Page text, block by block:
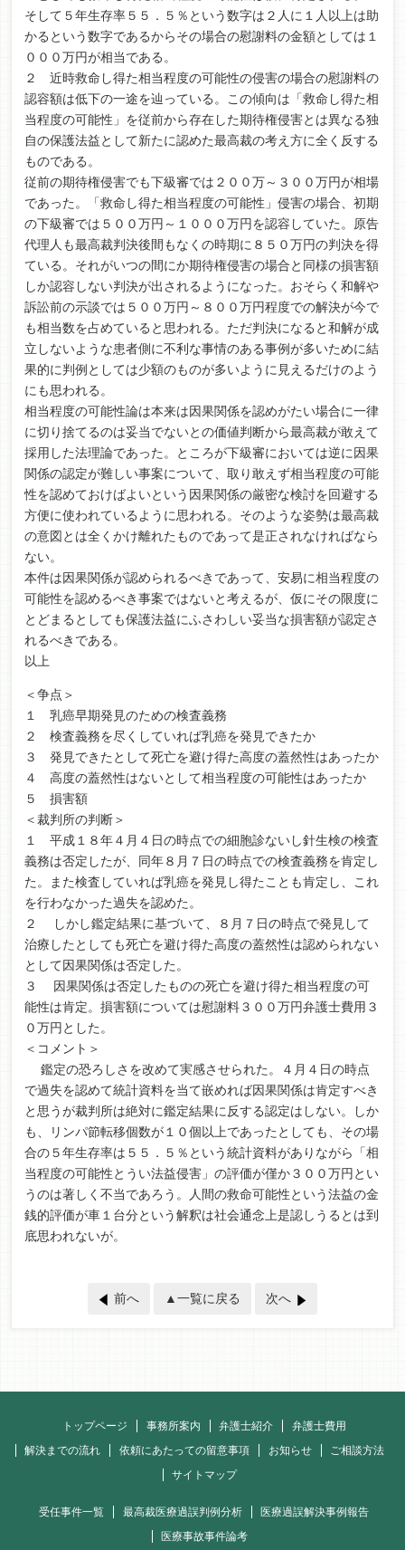
そして５年生存率５５．５％という数字は２人に１人以上は助
かるという数字であるからその場合の慰謝料の金額としては１
０００万円が相当である。
２ 近時救命し得た相当程度の可能性の侵害の場合の慰謝料の
認容額は低下の一途を辿っている。この傾向は「救命し得た相
当程度の可能性」を従前から存在した期待権侵害とは異なる独
自の保護法益として新たに認めた最高裁の考え方に全く反する
ものである。
従前の期待権侵害でも下級審では２００万～３００万円が相場
であった。「救命し得た相当程度の可能性」侵害の場合、初期
の下級審では５００万円～１０００万円を認容していた。原告
代理人も最高裁判決後間もなくの時期に８５０万円の判決を得
ている。それがいつの間にか期待権侵害の場合と同様の損害額
しか認容しない判決が出されるようになった。おそらく和解や
訴訟前の示談では５００万円～８００万円程度での解決が今で
も相当数を占めていると思われる。ただ判決になると和解が成
立しないような患者側に不利な事情のある事例が多いために結
果的に判例としては少額のものが多いように見えるだけのよう
にも思われる。
相当程度の可能性論は本来は因果関係を認めがたい場合に一律
に切り捨てるのは妥当でないとの価値判断から最高裁が敢えて
採用した法理論であった。ところが下級審においては逆に因果
関係の認定が難しい事案について、取り敢えず相当程度の可能
性を認めておけばよいという因果関係の厳密な検討を回避する
方便に使われているように思われる。そのような姿勢は最高裁
の意図とは全くかけ離れたものであって是正されなければなら
ない。
本件は因果関係が認められるべきであって、安易に相当程度の
可能性を認めるべき事案ではないと考えるが、仮にその限度に
とどまるとしても保護法益にふさわしい妥当な損害額が認定さ
れるべきである。
以上
＜争点＞
１ 乳癌早期発見のための検査義務
２ 検査義務を尽くしていれば乳癌を発見できたか
３ 発見できたとして死亡を避け得た高度の蓋然性はあったか
４ 高度の蓋然性はないとして相当程度の可能性はあったか
５ 損害額
＜裁判所の判断＞
１ 平成１８年４月４日の時点での細胞診ないし針生検の検査
義務は否定したが、同年８月７日の時点での検査義務を肯定し
た。また検査していれば乳癌を発見し得たことも肯定し、これ
を行わなかった過失を認めた。
２ しかし鑑定結果に基づいて、８月７日の時点で発見して
治療したとしても死亡を避け得た高度の蓋然性は認められない
として因果関係は否定した。
３ 因果関係は否定したものの死亡を避け得た相当程度の可
能性は肯定。損害額については慰謝料３００万円弁護士費用３
０万円とした。
＜コメント＞
鑑定の恐ろしさを改めて実感させられた。４月４日の時点
で過失を認めて統計資料を当て嵌めれば因果関係は肯定すべき
と思うが裁判所は絶対に鑑定結果に反する認定はしない。しか
も、リンパ節転移個数が１０個以上であったとしても、その場
合の５年生存率は５５．５％という統計資料がありながら「相
当程度の可能性とうい法益侵害」の評価が僅か３００万円とい
うのは著しく不当であろう。人間の救命可能性という法益の金
銭的評価が車１台分という解釈は社会通念上是認しうるとは到
底思われないが。
前へ ▲一覧に戻る 次へ
トップページ 事務所案内 弁護士紹介
弁護士費用
解決までの流れ
依頼にあたっての留意事項 お知らせ
ご相談方法
サイトマップ
受任事件一覧 最高裁医療過誤判例分析
医療過誤解決事例報告
医療事故事件論考